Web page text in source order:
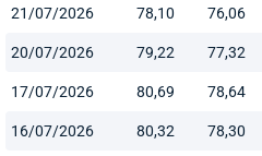
21/07/2026 78,10 76,06
20/07/2026 79,22 77,32
17/07/2026 80,69 78,64
16/07/2026 80,32 78,30